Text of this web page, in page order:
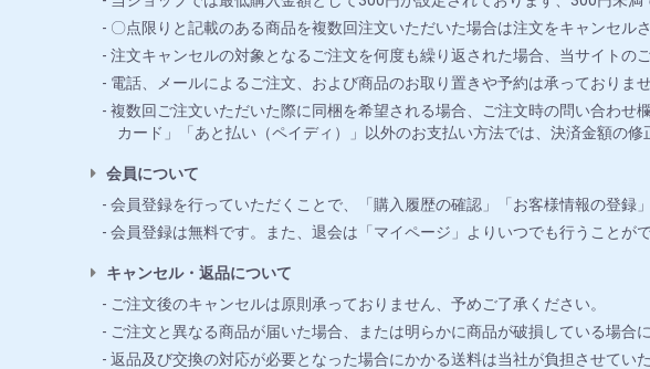
〇点限りと記載のある商品を複数回注文いただいた場合は注文をキャンセ
注文キャンセルの対象となるご注文を何度も繰り返された場合、当サイトの
電話、メールによるご注文、および商品のお取り置きや予約は承っておりませ
複数回ご注文いただいた際に同梱を希望される場合、ご注文時の問い合わ
カード」「あと払い（ペイディ）」以外のお支払い方法では、決済金額の
会員について
会員登録を行っていただくことで、「購入履歴の確認」「お客様情報の登録
会員登録は無料です。また、退会は「マイページ」よりいつでも行うことがで
キャンセル・返品について
ご注文後のキャンセルは原則承っておりません、予めご了承ください。
ご注文と異なる商品が届いた場合、または明らかに商品が破損している場合
返品及び交換の対応が必要となった場合にかかる送料は当社が負担させてい